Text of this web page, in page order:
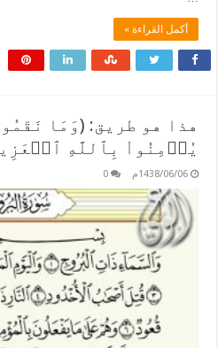
أكمل القراءة »
هذا هو طريق: (وَمَا
يُؤۡمِنُواْ بِٱللَّهِ
1438/06/06م 0